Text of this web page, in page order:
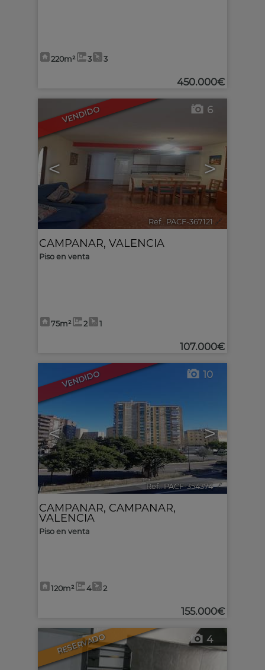
220m² 3 3
450.000€
VENDIDO
< >
6
Ref.. PACF-367121 🔗
CAMPANAR, VALENCIA
Piso en venta
75m² 2 1
107.000€
VENDIDO
< >
10
Ref.. PACF-354374 🔗
CAMPANAR, CAMPANAR,
VALENCIA
Piso en venta
120m² 4 2
155.000€
RESERVADO 4